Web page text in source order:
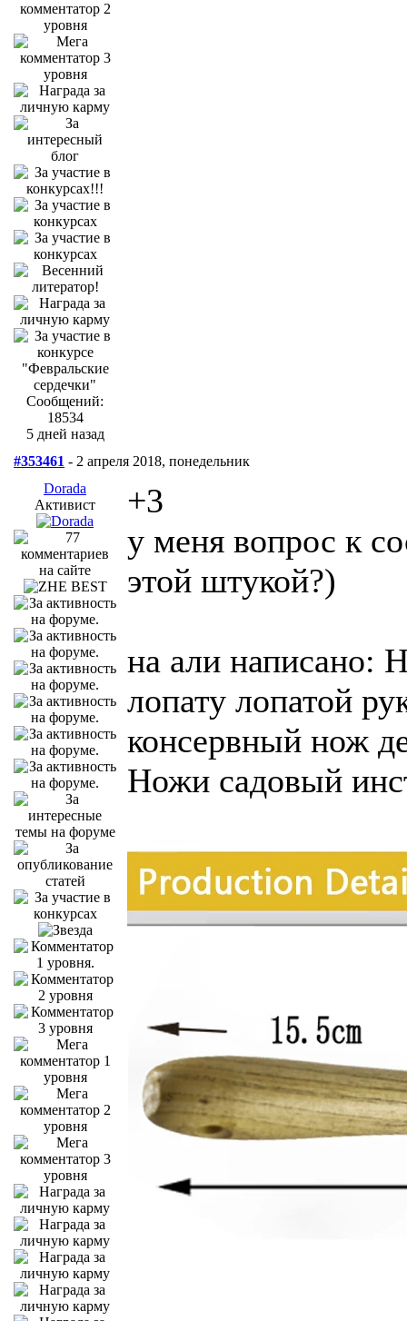
Сообщений:
18534
5 дней назад
#353461 - 2 апреля 2018, понедельник
Dorada
Активист
+3
у меня вопрос к
этой штукой?)
на али написано:
лопату лопатой
консервный нож
Ножи садовый